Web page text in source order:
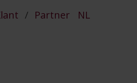
/ Partner NL